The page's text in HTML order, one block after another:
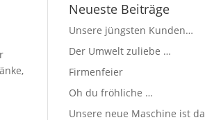
Neueste Beiträge
Unsere jüngsten Kunden…
Der Umwelt zuliebe …
Firmenfeier
Oh du fröhliche …
Unsere neue Maschine ist da